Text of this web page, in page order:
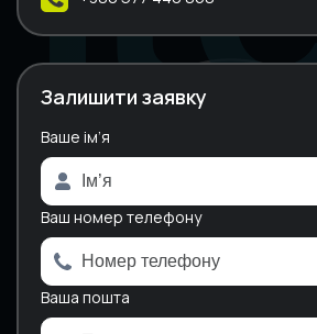
Залишити заявку
Ваше ім’я
Ваш номер телефону
Ваша пошта
A
l
e
r
n
a
t
i